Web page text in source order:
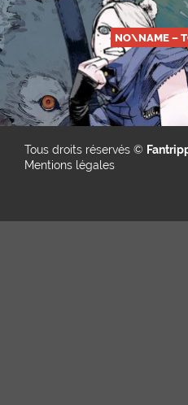
NO\NAME –
Tous droits réservés ©
Mentions légales